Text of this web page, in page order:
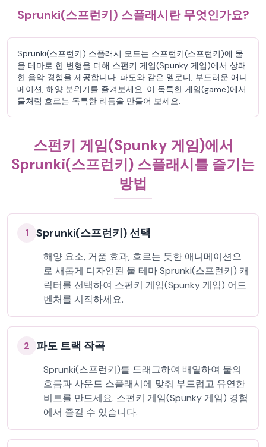
Sprunki(스프런키) 스플래시란 무엇인가요?
Sprunki(스프런키) 스플래시 모드는 스프런키(스프런키)에 물
을 테마로 한 변형을 더해 스펀키 게임(Spunky 게임)에서 상쾌
한 음악 경험을 제공합니다. 파도와 같은 멜로디, 부드러운 애니
메이션, 해양 분위기를 즐겨보세요. 이 독특한 게임(game)에서
물처럼 흐르는 독특한 리듬을 만들어 보세요.
스펀키 게임(Spunky 게임)에서
Sprunki(스프런키) 스플래시를 즐기는
방법
1 Sprunki(스프런키) 선택
해양 요소, 거품 효과, 흐르는 듯한 애니메이션으
로 새롭게 디자인된 물 테마 Sprunki(스프런키) 캐
릭터를 선택하여 스펀키 게임(Spunky 게임) 어드
벤처를 시작하세요.
2 파도 트랙 작곡
Sprunki(스프런키)를 드래그하여 배열하여 물의
흐름과 사운드 스플래시에 맞춰 부드럽고 유연한
비트를 만드세요. 스펀키 게임(Spunky 게임) 경험
에서 즐길 수 있습니다.